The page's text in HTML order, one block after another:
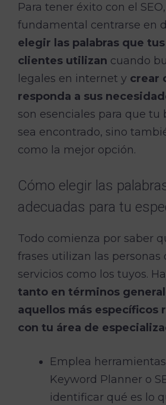
Para tener éxito con el
fundamental centrarse en
elegir las palabras que
clientes utilizan cuando
legales en internet y crear
responda a sus
son esenciales para que tu
sea encontrado, sino
como la mejor opción.
Cómo elegir las
adecuadas para tu
Todo comienza por saber
frases utilizan las personas
servicios como los tuyos.
tanto en términos
aquellos más específicos
con tu área de
Emplea
Keyword Planner o
identificar qué es lo